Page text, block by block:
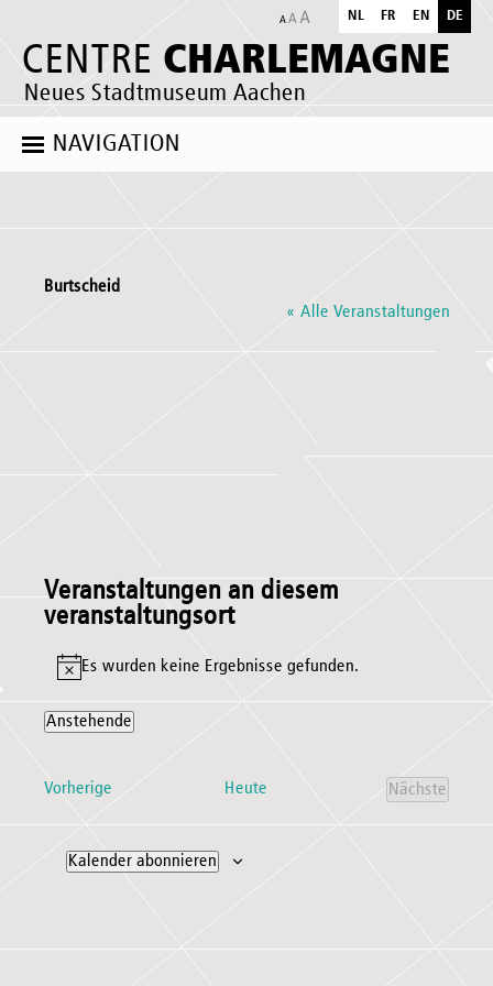
CENTRE CHARLEMAGNE
Neues Stadtmuseum Aachen
NL FR EN DE
NAVIGATION
Burtscheid
« Alle Veranstaltungen
Veranstaltungen an diesem
veranstaltungsort
Hinweis
Es wurden keine Ergebnisse gefunden.
Anstehende
VorherigeVeranstaltungenHeute
Nächste
Kalender abonnieren